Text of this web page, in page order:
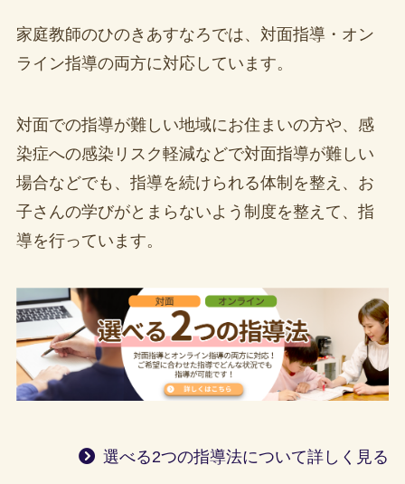
家庭教師のひのきあすなろでは、対面指導・オン
ライン指導の両方に対応しています。
対面での指導が難しい地域にお住まいの方や、感
染症への感染リスク軽減などで対面指導が難しい
場合などでも、指導を続けられる体制を整え、お
子さんの学びがとまらないよう制度を整えて、指
導を行っています。
選べる2つの指導法について詳しく見る